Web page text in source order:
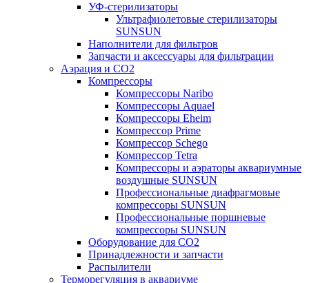
УФ-стерилизаторы
Ультрафиолетовые стерилизаторы
SUNSUN
Наполнители для фильтров
Запчасти и аксессуары для фильтрации
Аэрация и CO2
Компрессоры
Компрессоры Naribo
Компрессоры Aquael
Компрессоры Eheim
Компрессор Prime
Компрессор Schego
Компрессор Tetra
Компрессоры и аэраторы аквариумные
воздушные SUNSUN
Профессиональные диафрагмовые
компрессоры SUNSUN
Профессиональные поршневые
компрессоры SUNSUN
Оборудование для CO2
Принадлежности и запчасти
Распылители
Терморегуляция в аквариуме